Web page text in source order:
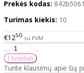
Prekės kodas:
Turimas kiekis: 10
€1250 su PVM
Turite klausimų apie šią